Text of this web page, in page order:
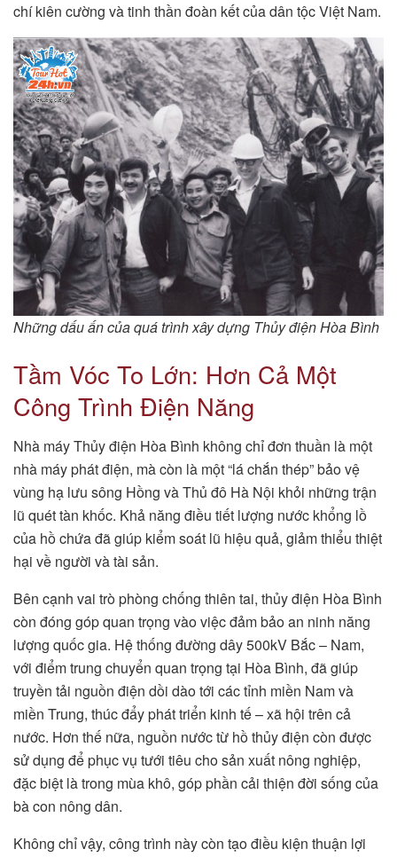
chí kiên cường và tinh thần đoàn kết của dân tộc Việt Nam.
Những dấu ấn của quá trình xây dựng Thủy điện Hòa Bình
Tầm Vóc To Lớn: Hơn Cả Một
Công Trình Điện Năng
Nhà máy Thủy điện Hòa Bình không chỉ đơn thuần là một
nhà máy phát điện, mà còn là một “lá chắn thép” bảo vệ
vùng hạ lưu sông Hồng và Thủ đô Hà Nội khỏi những trận
lũ quét tàn khốc. Khả năng điều tiết lượng nước khổng lồ
của hồ chứa đã giúp kiểm soát lũ hiệu quả, giảm thiểu thiệt
hại về người và tài sản.
Bên cạnh vai trò phòng chống thiên tai, thủy điện Hòa Bình
còn đóng góp quan trọng vào việc đảm bảo an ninh năng
lượng quốc gia. Hệ thống đường dây 500kV Bắc – Nam,
với điểm trung chuyển quan trọng tại Hòa Bình, đã giúp
truyền tải nguồn điện dồi dào tới các tỉnh miền Nam và
miền Trung, thúc đẩy phát triển kinh tế – xã hội trên cả
nước. Hơn thế nữa, nguồn nước từ hồ thủy điện còn được
sử dụng để phục vụ tưới tiêu cho sản xuất nông nghiệp,
đặc biệt là trong mùa khô, góp phần cải thiện đời sống của
bà con nông dân.
Không chỉ vậy, công trình này còn tạo điều kiện thuận lợi